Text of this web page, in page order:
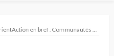
en bref : Communautés ethniques | Choix professionnel | Pénurie d’enseignants – 4 Novembre 2021